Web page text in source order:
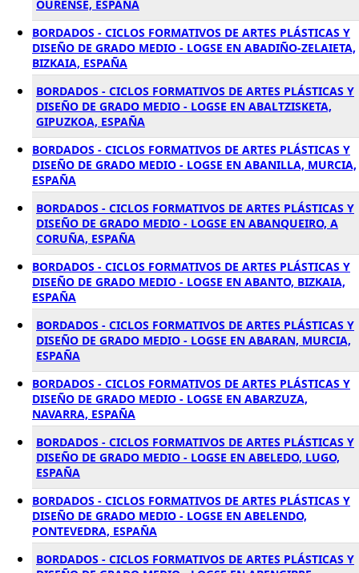
OURENSE, ESPAÑA
BORDADOS - CICLOS FORMATIVOS DE ARTES PLÁSTICAS Y
DISEÑO DE GRADO MEDIO - LOGSE EN ABADIÑO-ZELAIETA,
BIZKAIA, ESPAÑA
BORDADOS - CICLOS FORMATIVOS DE ARTES PLÁSTICAS Y
DISEÑO DE GRADO MEDIO - LOGSE EN ABALTZISKETA,
GIPUZKOA, ESPAÑA
BORDADOS - CICLOS FORMATIVOS DE ARTES PLÁSTICAS Y
DISEÑO DE GRADO MEDIO - LOGSE EN ABANILLA, MURCIA,
ESPAÑA
BORDADOS - CICLOS FORMATIVOS DE ARTES PLÁSTICAS Y
DISEÑO DE GRADO MEDIO - LOGSE EN ABANQUEIRO, A
CORUÑA, ESPAÑA
BORDADOS - CICLOS FORMATIVOS DE ARTES PLÁSTICAS Y
DISEÑO DE GRADO MEDIO - LOGSE EN ABANTO, BIZKAIA,
ESPAÑA
BORDADOS - CICLOS FORMATIVOS DE ARTES PLÁSTICAS Y
DISEÑO DE GRADO MEDIO - LOGSE EN ABARAN, MURCIA,
ESPAÑA
BORDADOS - CICLOS FORMATIVOS DE ARTES PLÁSTICAS Y
DISEÑO DE GRADO MEDIO - LOGSE EN ABARZUZA,
NAVARRA, ESPAÑA
BORDADOS - CICLOS FORMATIVOS DE ARTES PLÁSTICAS Y
DISEÑO DE GRADO MEDIO - LOGSE EN ABELEDO, LUGO,
ESPAÑA
BORDADOS - CICLOS FORMATIVOS DE ARTES PLÁSTICAS Y
DISEÑO DE GRADO MEDIO - LOGSE EN ABELENDO,
PONTEVEDRA, ESPAÑA
BORDADOS - CICLOS FORMATIVOS DE ARTES PLÁSTICAS Y